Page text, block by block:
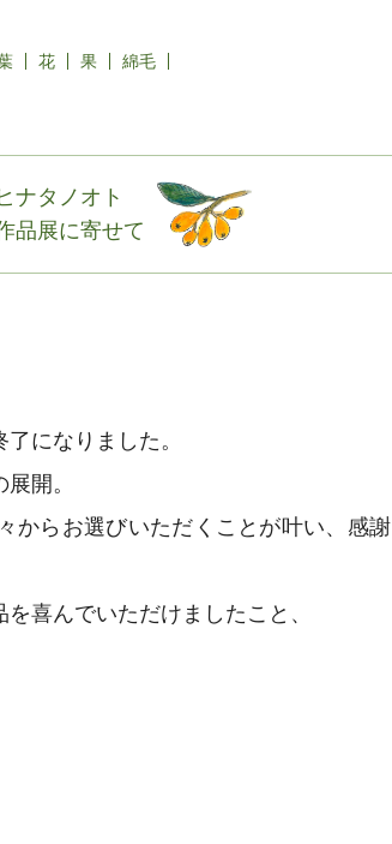
花 果 綿毛
ナタノオト
品展に寄せて
になりました。
開。
からお選びいただくことが叶い、感謝
喜んでいただけましたこと、